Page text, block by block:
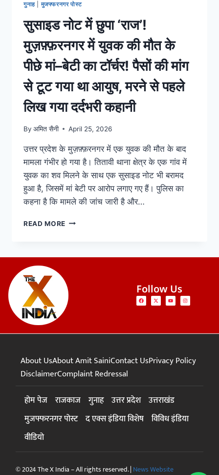
गुनाह| मुजफ्फरनगर पोस्ट
सुसाइड नोट में छुपा ‘राज’!
मुज़फ़्फ़रनगर में युवक की मौत के
पीछे मां–बेटी का टॉर्चर! पैसों की मांग
से टूट गया था आयुष, मरने से पहले
लिख गया दर्दभरी कहानी
By अमित सैनी April 25, 2026
उत्तर प्रदेश के मुज़फ़्फ़रनगर में एक युवक की मौत के बाद
मामला गंभीर हो गया है। तितावी थाना क्षेत्र के एक गांव में
युवक का शव मिलने के साथ एक सुसाइड नोट भी बरामद
हुआ है, जिसमें मां बेटी पर आरोप लगाए गए हैं। पुलिस का
कहना है कि मामले की जांच जारी है और…
READ MORE
Follow Us
About UsAbout Amit SainiContact UsPrivacy Policy
DisclaimerComplaint Redressal
होम पेज राजकाज गुनाह उत्तर प्रदेश उत्तराखंड
मुजफ्फरनगर पोस्ट द एक्स इंडिया विशेष विविध इंडिया
वीडियो
© 2024 The X India – All rights reserved. | News Website